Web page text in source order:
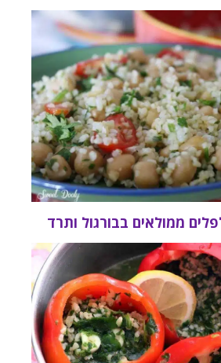
ממולאים בבורגול ותרד